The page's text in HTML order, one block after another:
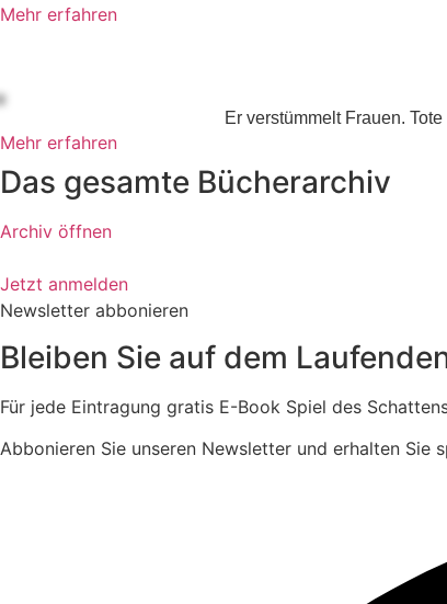
Mehr erfahren
Er verstümmelt Frauen.
Mehr erfahren
Das gesamte Bücherarchiv
Archiv öffnen
Jetzt anmelden
Newsletter abbonieren
Bleiben Sie auf dem
Für jede Eintragung gratis E-Book Spiel des
Abbonieren Sie unseren Newsletter und erhalten Sie